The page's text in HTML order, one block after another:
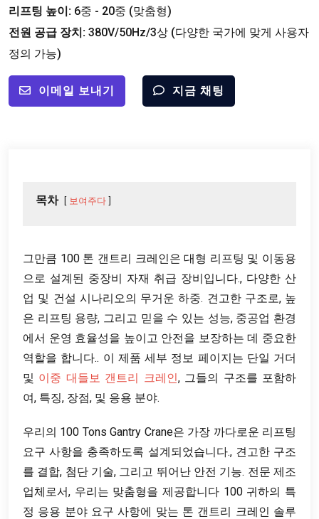
리프팅 높이: 6중 - 20중 (맞춤형)
전원 공급 장치: 380V/50Hz/3상 (다양한 국가에 맞게 사용자
정의 가능)
이메일 보내기 지금 채팅
목차 보여주다
그만큼 100 톤 갠트리 크레인은 대형 리프팅 및 이동용
으로 설계된 중장비 자재 취급 장비입니다., 다양한 산
업 및 건설 시나리오의 무거운 하중. 견고한 구조로, 높
은 리프팅 용량, 그리고 믿을 수 있는 성능, 중공업 환경
에서 운영 효율성을 높이고 안전을 보장하는 데 중요한
역할을 합니다.. 이 제품 세부 정보 페이지는 단일 거더
및 이중 대들보 갠트리 크레인, 그들의 구조를 포함하
여, 특징, 장점, 및 응용 분야.
우리의 100 Tons Gantry Crane은 가장 까다로운 리프팅
요구 사항을 충족하도록 설계되었습니다., 견고한 구조
를 결합, 첨단 기술, 그리고 뛰어난 안전 기능. 전문 제조
업체로서, 우리는 맞춤형을 제공합니다 100 귀하의 특
정 응용 분야 요구 사항에 맞는 톤 갠트리 크레인 솔루